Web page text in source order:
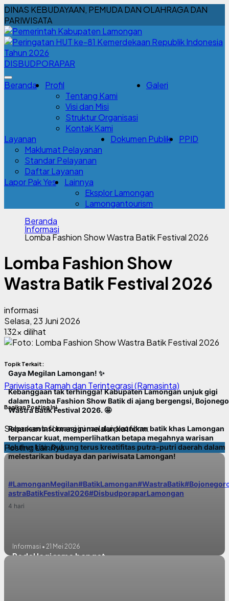
DINAS KEBUDAYAAN, PEMUDA DAN OLAHRAGA DAN
PARIWISATA
DISBUDPORAPAR
Beranda
Profil
Tentang Kami
Visi dan Misi
Struktur Organisasi
Kontak Kami
Galeri
Layanan
Maklumat Pelayanan
Standar Pelayanan
Daftar Layanan
Dokumen Publik PPID
Lapor Pak Yes
Lainnya
Eksplor Lamongan
Lamongantourism
Beranda
Informasi
Lomba Fashion Show Wastra Batik Festival 2026
Lomba Fashion Show
Wastra Batik Festival 2026
informasi
Selasa, 23 Juni 2026
132x dilihat
Gaya Megilan Lamongan! ✨
​Kebanggaan tak terhingga! Kabupaten Lamongan unjuk gigi
dalam Lomba Fashion Show Batik di ajang bergengsi,
Wastra Batik Festival 2026. 🤩
​Representasi keanggunan dan keunikan batik khas Lamongan
terpancar kuat, memperlihatkan betapa megahnya warisan
leluhur kita. Dukung terus kreatifitas putra-putri daerah dalam
melestarikan budaya dan pariwisata Lamongan!
#LamonganMegilan#BatikLamongan#WastraBatik
astraBatikFestival2026#DisbudporaparLamongan
4 hari
Topik Terkait:
Pariwisata Ramah dan Terintegrasi (Ramasinta)
Bagikan Posting Ini
Sebarkan informasi ini melalui platform:
Posting Lainnya
Informasi • 21 Mei 2026
Pedel lagi rame banget